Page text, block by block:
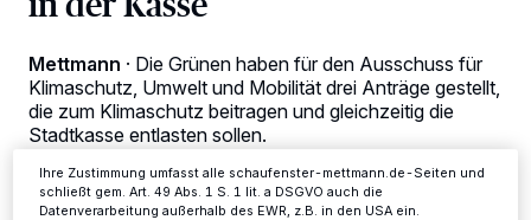
Mettmann · Die Grünen haben für den Ausschuss für
Klimaschutz, Umwelt und Mobilität drei Anträge gestellt,
die zum Klimaschutz beitragen und gleichzeitig die
Stadtkasse entlasten sollen.
verarbeiten Daten, um Ihnen Dienste bereitzustellen“ aufgeführten
dieses Menü jederzeit wieder aufrufen, um Ihre Einstellungen zu
ändern oder Ihre Einwilligung zu widerrufen, indem Sie auf den Link
Einstellungen oder Ablehnen am unteren Rand der Webseite klicken.
Ihre Einstellungen gelten innerhalb unseres Website. Weitere
Informationen finden Sie in unserer Datenschutzerklärung.
Ihre Zustimmung umfasst alle schaufenster-mettmann.de-Seiten und
schließt gem. Art. 49 Abs. 1 S. 1 lit. a DSGVO auch die
Datenverarbeitung außerhalb des EWR, z.B. in den USA ein.